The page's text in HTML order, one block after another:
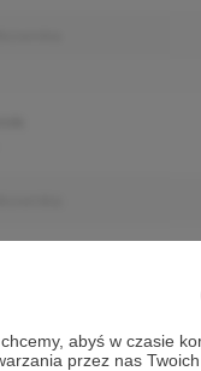
abyś w czasie
przez nas